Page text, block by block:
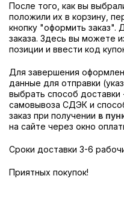
После того, как вы
положили их в корзину,
кнопку "оформить
заказа. Здесь вы можете
позиции и ввести код
Для завершения
данные для отправки
выбрать способ доставки
самовывоза СДЭК и
заказ при получении в
на сайте через окно
Сроки доставки 3-6
Приятных покупок!